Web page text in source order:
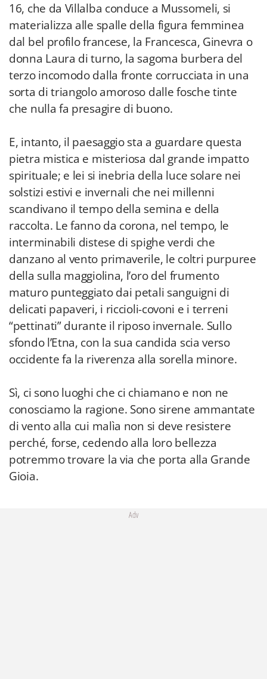
16, che da Villalba conduce a Mussomeli, si
materializza alle spalle della figura femminea
dal bel profilo francese, la Francesca, Ginevra o
donna Laura di turno, la sagoma burbera del
terzo incomodo dalla fronte corrucciata in una
sorta di triangolo amoroso dalle fosche tinte
che nulla fa presagire di buono.
E, intanto, il paesaggio sta a guardare questa
pietra mistica e misteriosa dal grande impatto
spirituale; e lei si inebria della luce solare nei
solstizi estivi e invernali che nei millenni
scandivano il tempo della semina e della
raccolta. Le fanno da corona, nel tempo, le
interminabili distese di spighe verdi che
danzano al vento primaverile, le coltri purpuree
della sulla maggiolina, l’oro del frumento
maturo punteggiato dai petali sanguigni di
delicati papaveri, i riccioli-covoni e i terreni
“pettinati” durante il riposo invernale. Sullo
sfondo l’Etna, con la sua candida scia verso
occidente fa la riverenza alla sorella minore.
Sì, ci sono luoghi che ci chiamano e non ne
conosciamo la ragione. Sono sirene ammantate
di vento alla cui malìa non si deve resistere
perché, forse, cedendo alla loro bellezza
potremmo trovare la via che porta alla Grande
Gioia.
Adv